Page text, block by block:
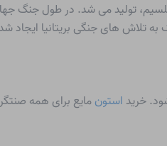
تولید می شد. در طول جنگ
خرید استونمایع برای همه